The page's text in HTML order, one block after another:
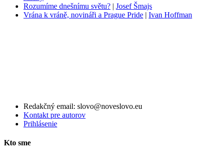
Rozumíme dnešnímu světu? | Josef Šmajs
Vrána k vráně, novináři a Prague Pride | Ivan Hoffman
Redakčný email: slovo@noveslovo.eu
Kontakt pre autorov
Prihlásenie
Kto sme